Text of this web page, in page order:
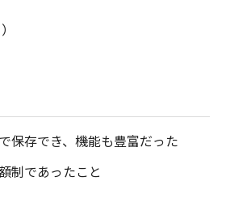
保存でき、機能も豊富だった
制であったこと